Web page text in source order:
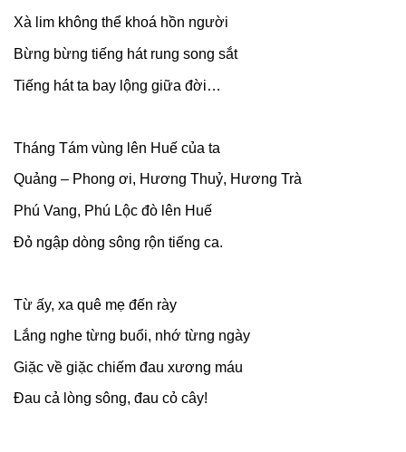
Xà lim không thể khoá hồn người
Bừng bừng tiếng hát rung song sắt
Tiếng hát ta bay lộng giữa đời…
Tháng Tám vùng lên Huế của ta
Quảng – Phong ơi, Hương Thuỷ, Hương Trà
Phú Vang, Phú Lộc đò lên Huế
Đỏ ngập dòng sông rộn tiếng ca.
Từ ấy, xa quê mẹ đến rày
Lắng nghe từng buổi, nhớ từng ngày
Giặc về giặc chiếm đau xương máu
Đau cả lòng sông, đau cỏ cây!